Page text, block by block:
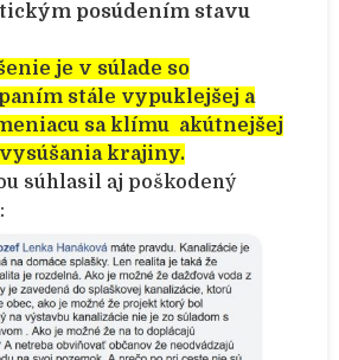
posúdením stavu
je v súlade so
stále vypuklejšej a
sa klímu akútnejšej
krajiny.
súhlasil aj poškodený